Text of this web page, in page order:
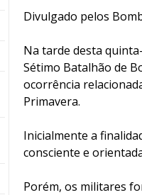
Divulgado pelos
Na tarde desta
Sétimo Batalhão de
ocorrência
Primavera.
Inicialmente a
consciente e
Porém, os militares